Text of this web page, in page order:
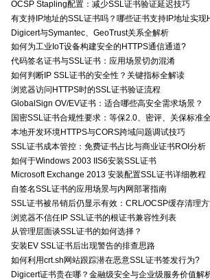
OCSP Stapling配置：减少SSL证书验证延迟技巧
有支持IP地址的SSL证书吗？哪些证书支持IP地址实现
Digicert与Symantec、GeoTrust关系全解析
如何为工业IoT设备构建安全的HTTPS通信通道?
代码签名证书与SSL证书：应用场景切勿混淆
如何判断IP SSL证书的安全性？关键指标全解读
浏览器访问HTTPS时的SSL证书验证流程
GlobalSign OV/EV证书：适合哪些高安全需求场景？
国密SSL证书合规性要求：等保2.0、密评、关保标准
本地开发环境HTTPS与CORS跨域问题调试技巧
SSL证书成本管控：免费证书占比与商业证书ROI分析
如何于Windows 2003 IIS6安装SSL证书
Microsoft Exchange 2013 安装配置SSL证书详细教程
自签名SSL证书的应用场景与内网部署指南
SSL证书被吊销后仍显示有效：CRL/OCSP缓存清理
浏览器不信任IP SSL证书的根证书兼容性列表
从管理层面谈SSL证书的如何选择？
安装EV SSL证书后出现警告的排查思路
如何利用crt.sh网站跟踪潜在恶意SSL证书签发行为?
Digicert证书贵在哪？金融级安全与企业级服务价值解